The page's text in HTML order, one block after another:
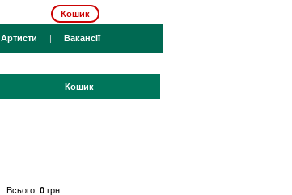
Кошик
Артисти | Вакансії
Кошик
Всього: 0 грн.